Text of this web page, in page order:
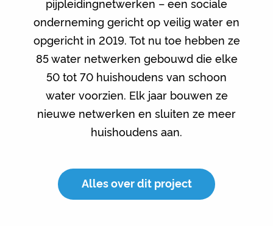
onderneming gericht op veilig water en
opgericht in 2019. Tot nu toe hebben ze
85 water netwerken gebouwd die elke
50 tot 70 huishoudens van schoon
water voorzien. Elk jaar bouwen ze
nieuwe netwerken en sluiten ze meer
huishoudens aan.
Alles over dit project